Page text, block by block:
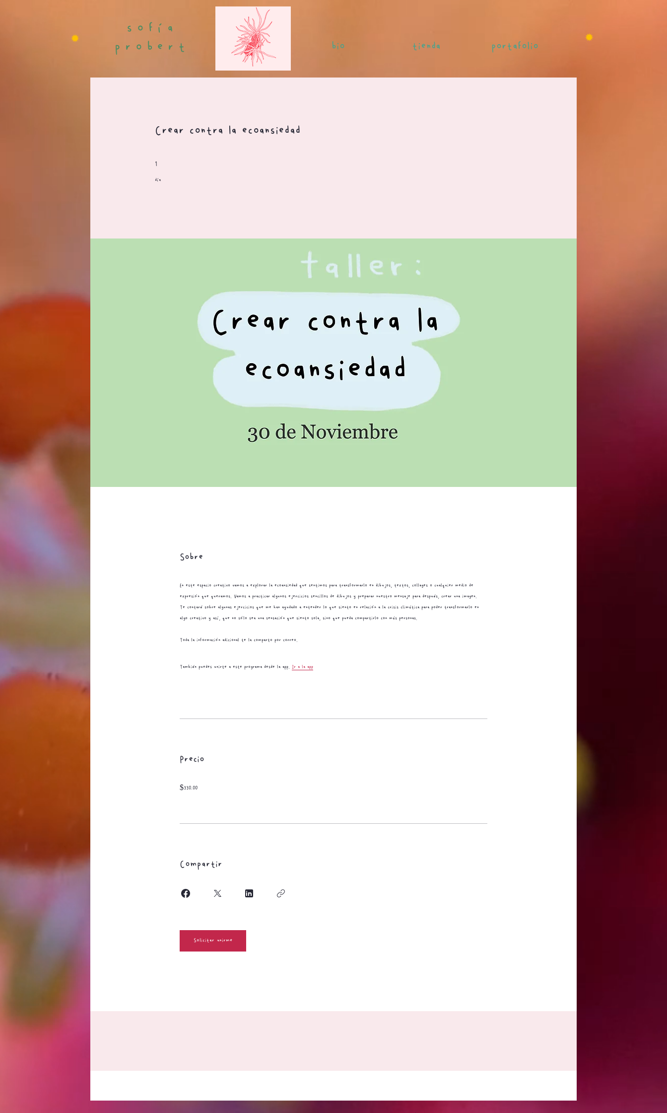
✹
sofía
probert
bio tienda portafolio
✹
Crear contra la ecoansiedad
1
día
Sobre
En este espacio creativo vamos a explorar la ecoansiedad que sentimos para transformarlo en dibujos, textos, collages o cualquier medio de
expresión que queramos. Vamos a practicar algunos ejercicios sencillos de dibujos y preparar nuestro mensaje para después, crear una imagen.
Te contaré sobre algunas ejercicios que me han ayudado a entender lo que siento en relación a la crisis climática para poder transformarlo en
algo creativo y así, que no sólo sea una sensación que siento sola, sino que pueda compartirlo con más personas.
Toda la información adicional te la comparto por correo.
También puedes unirte a este programa desde la app. Ir a la app
Precio
$330.00
Compartir
Solicitar unirme